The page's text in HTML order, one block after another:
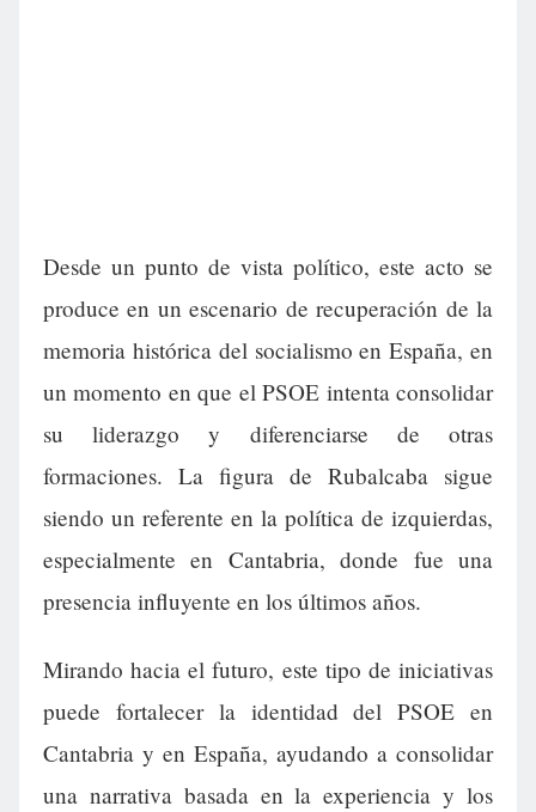
Desde un punto de vista político, este acto se
produce en un escenario de recuperación de la
memoria histórica del socialismo en España, en
un momento en que el PSOE intenta consolidar
su liderazgo y diferenciarse de otras
formaciones. La figura de Rubalcaba sigue
siendo un referente en la política de izquierdas,
especialmente en Cantabria, donde fue una
presencia influyente en los últimos años.
Mirando hacia el futuro, este tipo de iniciativas
puede fortalecer la identidad del PSOE en
Cantabria y en España, ayudando a consolidar
una narrativa basada en la experiencia y los